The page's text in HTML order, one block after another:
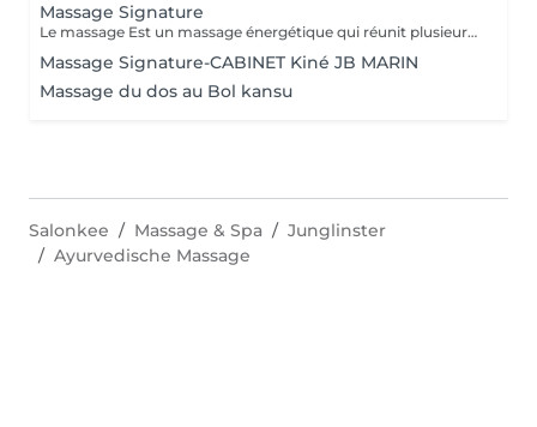
Massage Signature
Le massage Est un massage énergétique qui réunit plusieurs techniques de massages du monde (Tuina, Lomi-lomi, Californien, Suédois et Ayurvédique), l'aromathérapie et l'énergie du magnétisme qui réveille les processus naturels d'autoguérison du corps en déchargeant les mémoires émotionnelles encombrantes et les toxines. Véritable invitation à la reconnexion à soi, c'est une psychothérapie pour le corps qui permet de laisser s'opérer tout un développement réparateur et initiateur, ouvrant la mémoire du corps, qui nettoie peu à peu les anciens traumas et laisse l'énergie de vie circuler librement permettant un véritable bien-être et apportant un lâcher prise physique et mental de manière impressionnante. Ce massage profondément relaxant peut aider à soulager le stress, l'anxiété, les tensions musculaires, les douleurs chroniques et à améliorer la circulation sanguine et lymphatique. Il est également utile pour stimuler le système immunitaire et renforcer le corps. Il peut également être bénéfique pour les personnes souffrant de problèmes de sommeil et de troubles digestifs. Ce massage est pratiqué sur l'ensemble du corps avec un mélange d'huiles végétales et d'huiles essentielles Ne pas s'exposer au soleil ou aux UV pendant au moins 6h après ce massage. La durée de la prestations inclus le temps d'installation
Massage Signature-CABINET Kiné JB MARIN
Massage du dos au Bol kansu
Salonkee Massage & Spa
Junglinster
Ayurvedische Massage